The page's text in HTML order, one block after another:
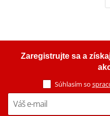
Zaregistrujte sa a
Súhlasím so